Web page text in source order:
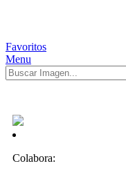
Favoritos
Menu
Colabora: